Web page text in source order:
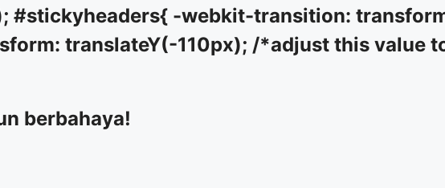
#stickyheaders{ -webkit-transition:
translateY(-110px); /*adjust this value
berbahaya!